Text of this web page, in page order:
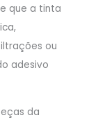
que a tinta
ou
adesivo
da